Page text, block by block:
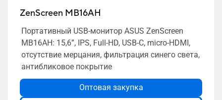
ZenScreen MB16AH
Портативный USB-монитор ASUS ZenScreen
MB16AH: 15,6”, IPS, Full-HD, USB-C, micro-HDMI,
отсутствие мерцания, фильтрация синего света,
антибликовое покрытие
Оптовая закупка